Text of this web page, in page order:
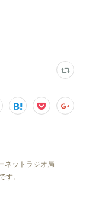
ネットラジオ局
す。